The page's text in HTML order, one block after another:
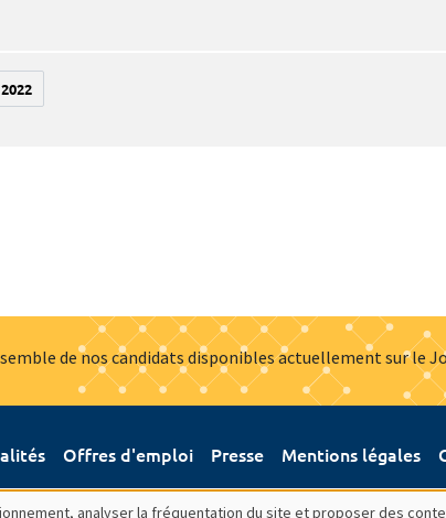
2022
de nos candidats disponibles actuellement sur le
Offres d'emploi Presse Mentions légales
analyser la fréquentation du site et proposer des